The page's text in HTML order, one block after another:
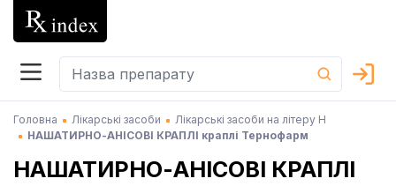
Головна Лікарські засоби
Лікарські засоби на літеру Н
НАШАТИРНО-АНІСОВІ КРАПЛІ краплі Тернофарм
НАШАТИРНО-АНІСОВІ КРАПЛІ